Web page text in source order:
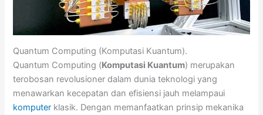
Quantum Computing (Komputasi Kuantum).
Quantum Computing (Komputasi Kuantum) merupakan
terobosan revolusioner dalam dunia teknologi yang
menawarkan kecepatan dan efisiensi jauh melampaui
komputer klasik. Dengan memanfaatkan prinsip mekanika